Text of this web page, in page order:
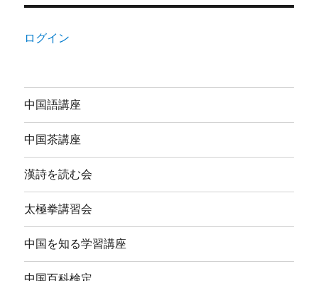
ログイン
中国語講座
中国茶講座
漢詩を読む会
太極拳講習会
中国を知る学習講座